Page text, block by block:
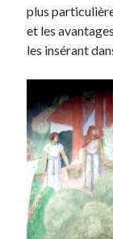
plus
et les
les insérant